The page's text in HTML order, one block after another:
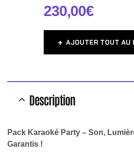
230,00€
AJOUTER TOUT AU
Description
Pack Karaoké Party – Son,
Garantis !